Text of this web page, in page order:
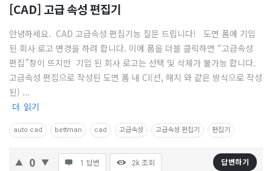
–
캐
드
(CAD)
정
보
의
중
심
[CAD] 고급 속성 편집기
안녕하세요. CAD 고급속성 편집기능 질문 드립니다! 도면 폼에 기입
된 회사 로고 변경을 하려 합니다. 이에 폼을 더블 클릭하면 “고급속성
편집”창이 뜨지만 기입 된 회사 로고는 선택 및 삭제가 불가능 합니다.
고급속성 편집으로 작성된 도면 폼 내 CI(선, 해치 와 같은 방식으로 작성
된) ...
더 읽기
auto cad bettman cad 고급속성 고급속성 편집기 편집기
0 1 답변 2k 조회 답변하기